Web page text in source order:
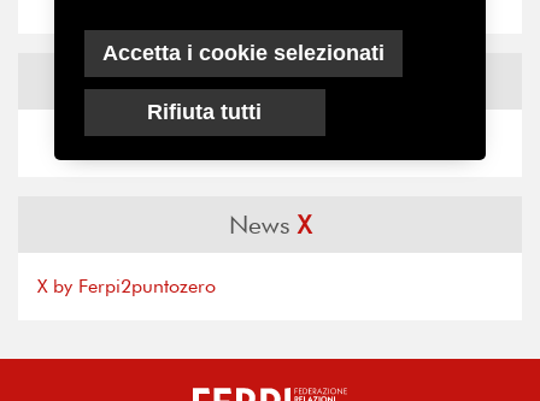
NewsFacebook
News X
X by Ferpi2puntozero
Accetta i cookie selezionati
Rifiuta tutti